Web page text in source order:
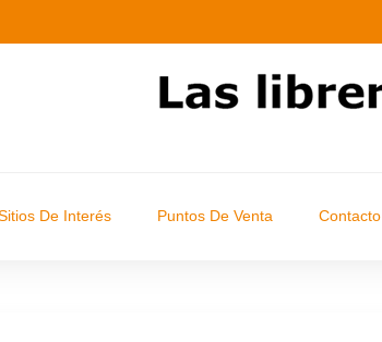
De Interés Puntos De Venta Contacto